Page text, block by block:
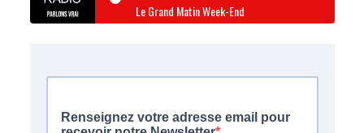
Le Grand Matin Week-End